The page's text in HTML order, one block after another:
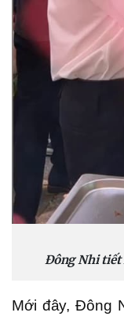
Đông Nhi tiết
Mới đây, Đông